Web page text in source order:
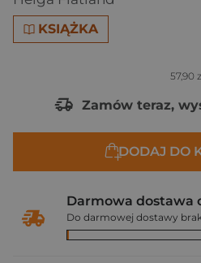
KSIĄŻKA
57,90
Zamów teraz,
DODAJ DO
Darmowa dostawa
Do darmowej dostawy